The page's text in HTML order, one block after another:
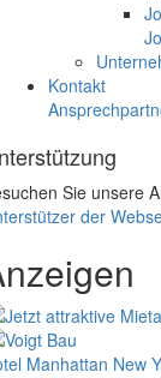
Kontakt
Sie unsere
der
Manhattan New